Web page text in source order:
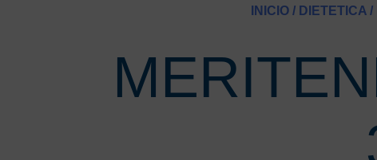
INICIO/ DIETETICA/